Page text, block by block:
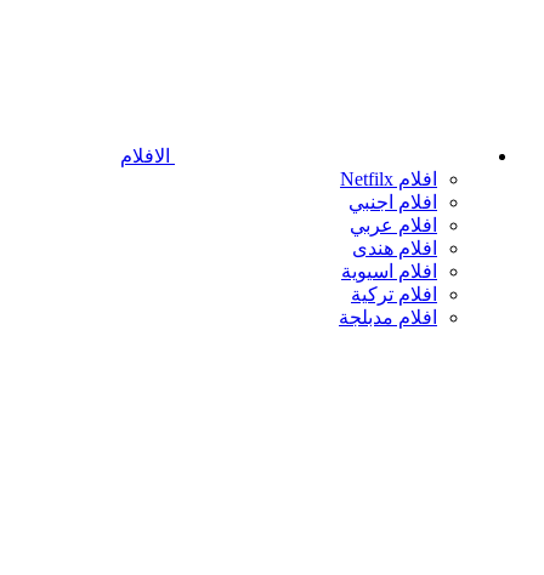
الافلام
افلام Netfilx
افلام اجنبي
افلام عربي
افلام هندى
افلام اسيوية
افلام تركية
افلام مدبلجة